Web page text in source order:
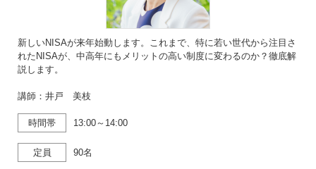
新しいNISAが来年始動します。これまで、特に若い世代から注目さ
れたNISAが、中高年にもメリットの高い制度に変わるのか？徹底解
説します。
講師：井戸 美枝
時間帯 13:00～14:00
定員 90名